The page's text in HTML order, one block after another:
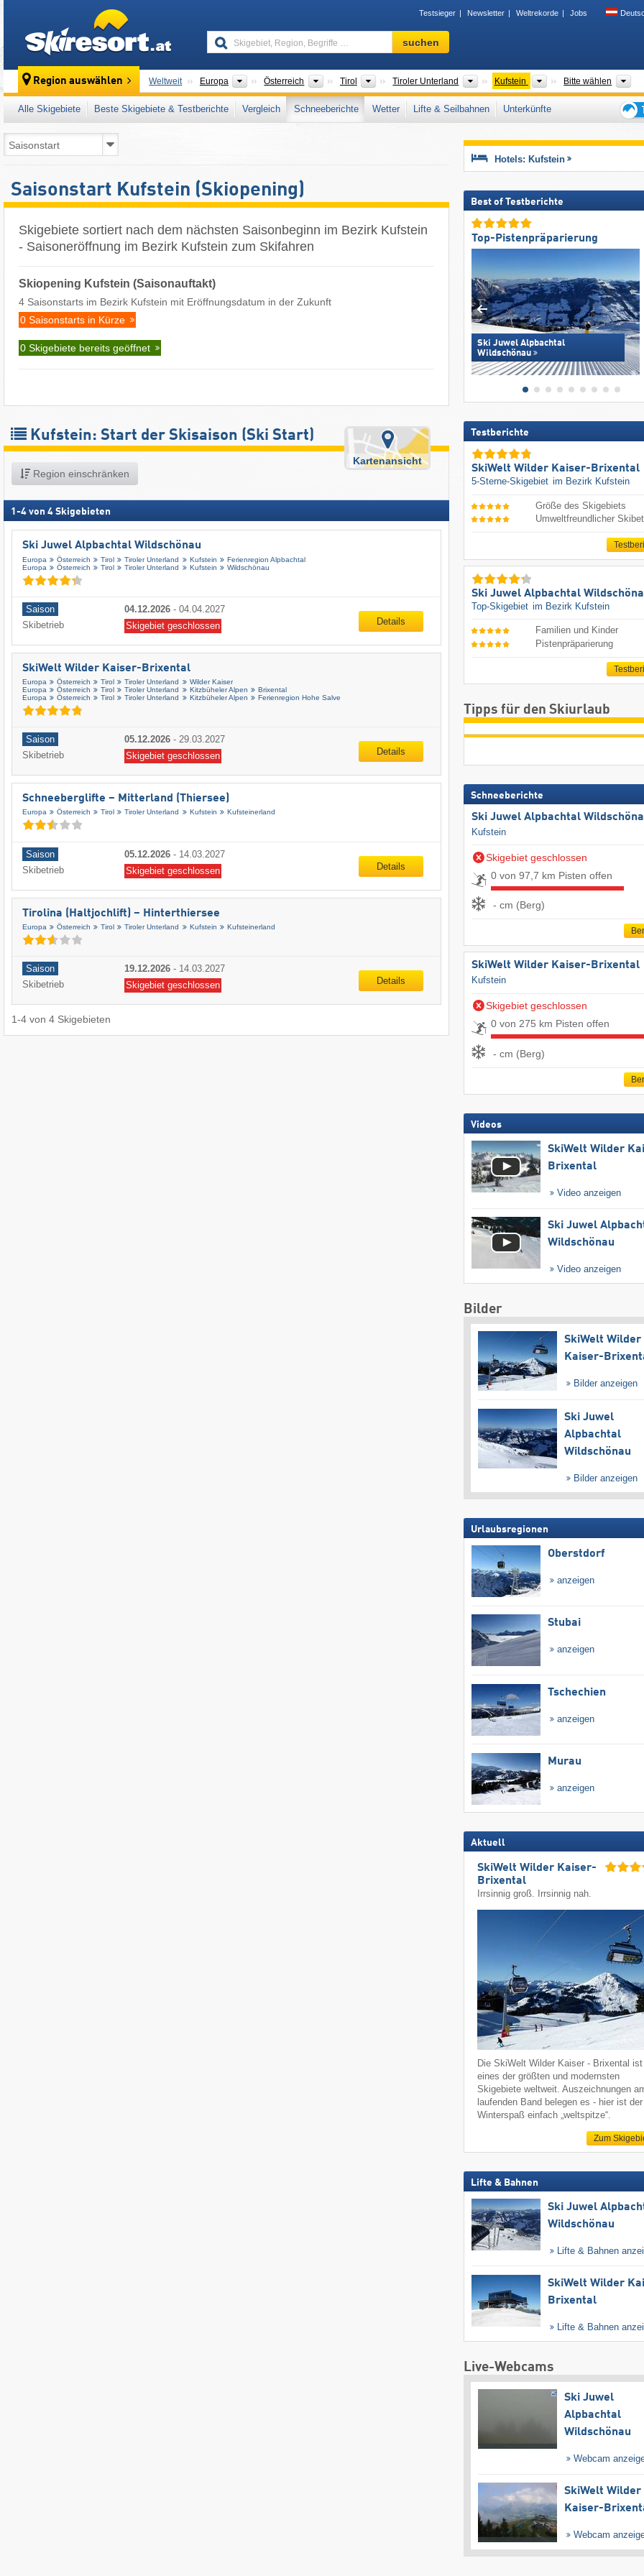
Testsieger Newsletter Weltrekorde Jobs
Skigebiet,
Region,
…
suchen
Region auswählen Weltweit Europa Kontinente
Österreich Länder
Tirol Bundesländer
Tiroler Unterland Großregionen
Kufstein BezirkeBitte wählen
Alle Skigebiete Beste Skigebiete & Testberichte Vergleich Schneeberichte Wetter Lifte & Seilbahnen
Unterkünfte
für
Saisonstart Kufstein (Skiopening)
Skigebiete sortiert nach dem nächsten Saisonbeginn im Bezirk Kufstein
- Saisoneröffnung im Bezirk Kufstein zum Skifahren
Skiopening Kufstein (Saisonauftakt)
4 Saisonstarts im Bezirk Kufstein mit Eröffnungsdatum in der Zukunft
0 Saisonstarts in Kürze
0 Skigebiete bereits geöffnet
Kufstein: Start der Skisaison (Ski Start)
Region einschränken
Kartenansicht
1 -4 von 4 Skigebieten
Ski Juwel Alpbachtal Wildschönau
Europa Österreich Tirol Tiroler Unterland Kufstein
Ferienregion Alpbachtal
Europa
Österreich Tirol Tiroler Unterland Kufstein Wildschönau
Saison 04.12.2026 - 04.04.2027
Skibetrieb
Skigebiet geschlossen Details
SkiWelt Wilder Kaiser-Brixental
Europa Österreich Tirol Tiroler Unterland
Wilder Kaiser
Europa
Österreich Tirol Tiroler Unterland Kitzbüheler Alpen
Brixental
Europa
Österreich Tirol Tiroler Unterland Kitzbüheler Alpen Ferienregion Hohe Salve
Saison 05.12.2026 - 29.03.2027
Skibetrieb
Skigebiet geschlossen Details
Schneeberglifte – Mitterland (Thiersee)
Europa Österreich Tirol Tiroler Unterland Kufstein Kufsteinerland
Saison 05.12.2026 - 14.03.2027
Skibetrieb
Skigebiet geschlossen Details
Tirolina (Haltjochlift) – Hinterthiersee
Europa Österreich Tirol Tiroler Unterland Kufstein Kufsteinerland
Saison 19.12.2026 - 14.03.2027
Skibetrieb
Skigebiet geschlossen Details
1-4 von 4 Skigebieten
Hotels: Kufstein
Best of Testberichte
Top-Pistenpräparierung
Ski Juwel Alpbachtal
Wildschönau
Testberichte
SkiWelt Wilder Kaiser-Brixental
5-Sterne-Skigebiet im Bezirk Kufstein
Größe des Skigebiets
Umweltfreundlicher
Ski Juwel Alpbachtal
Top-Skigebiet im Bezirk Kufstein
Familien und Kinder
Pistenpräparierung
Tipps für den Skiurlaub
Schneeberichte
Ski Juwel Alpbachtal
Kufstein
Skigebiet geschlossen
0 von 97,7 km Pisten offen
- cm (Berg)
SkiWelt Wilder Kaiser-Brixental
Kufstein
Skigebiet geschlossen
0 von 275 km Pisten offen
- cm (Berg)
Videos
SkiWelt Wilder
Brixental
Video anzeigen
Ski Juwel
Wildschönau
Video anzeigen
Bilder
SkiWelt Wilder
Kaiser-
Bilder anzeigen
Ski Juwel
Alpbachtal
Wildschönau
Bilder anzeigen
Urlaubsregionen
Oberstdorf
anzeigen
Stubai
anzeigen
Tschechien
anzeigen
Murau
anzeigen
Aktuell
SkiWelt Wilder Kaiser-
Brixental
Irrsinnig groß. Irrsinnig nah.
Die SkiWelt Wilder Kaiser - Brixental ist
eines der größten und modernsten
Skigebiete weltweit. Auszeichnungen
laufenden Band belegen es - hier ist der
Winterspaß einfach „weltspitze“.
Zum
Lifte & Bahnen
Ski Juwel
Wildschönau
Lifte & Bahnen
SkiWelt Wilder
Brixental
Lifte & Bahnen
Live-Webcams
Ski Juwel
Alpbachtal
Wildschönau
Webcam
SkiWelt Wilder
Kaiser-
Webcam